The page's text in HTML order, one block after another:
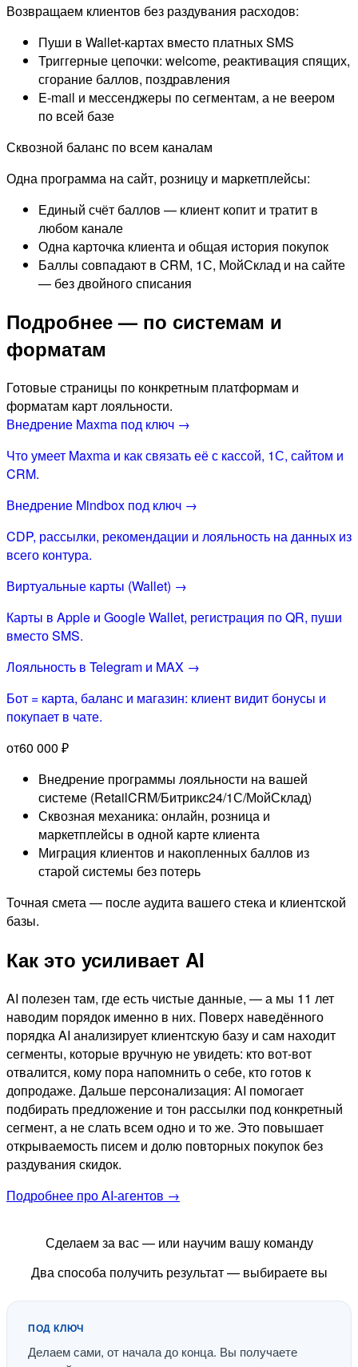
Возвращаем клиентов без раздувания расходов:
Пуши в Wallet-картах вместо платных SMS
Триггерные цепочки: welcome, реактивация спящих,
сгорание баллов, поздравления
E-mail и мессенджеры по сегментам, а не веером
по всей базе
Сквозной баланс по всем каналам
Одна программа на сайт, розницу и маркетплейсы:
Единый счёт баллов — клиент копит и тратит в
любом канале
Одна карточка клиента и общая история покупок
Баллы совпадают в CRM, 1С, МойСклад и на сайте
— без двойного списания
Подробнее — по системам и
форматам
Готовые страницы по конкретным платформам и
форматам карт лояльности.
Внедрение Maxma под ключ →
Что умеет Maxma и как связать её с кассой, 1С, сайтом и
CRM.
Внедрение Mindbox под ключ →
CDP, рассылки, рекомендации и лояльность на данных из
всего контура.
Виртуальные карты (Wallet) →
Карты в Apple и Google Wallet, регистрация по QR, пуши
вместо SMS.
Лояльность в Telegram и MAX →
Бот = карта, баланс и магазин: клиент видит бонусы и
покупает в чате.
от60 000 ₽
Внедрение программы лояльности на вашей
системе (RetailCRM/Битрикс24/1С/МойСклад)
Сквозная механика: онлайн, розница и
маркетплейсы в одной карте клиента
Миграция клиентов и накопленных баллов из
старой системы без потерь
Точная смета — после аудита вашего стека и клиентской
базы.
Как это усиливает AI
AI полезен там, где есть чистые данные, — а мы 11 лет
наводим порядок именно в них. Поверх наведённого
порядка AI анализирует клиентскую базу и сам находит
сегменты, которые вручную не увидеть: кто вот-вот
отвалится, кому пора напомнить о себе, кто готов к
допродаже. Дальше персонализация: AI помогает
подбирать предложение и тон рассылки под конкретный
сегмент, а не слать всем одно и то же. Это повышает
открываемость писем и долю повторных покупок без
раздувания скидок.
Подробнее про AI-агентов →
Сделаем за вас — или научим вашу команду
Два способа получить результат — выбираете вы
ПОД КЛЮЧ
Делаем сами, от начала до конца. Вы получаете